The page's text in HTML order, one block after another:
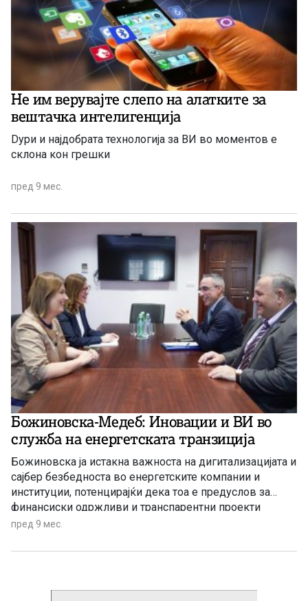
Не им верувајте слепо на алатките за
вештачка интелигенција
Dури и најдобрата технологија за ВИ во моментов е
склона кон грешки
пред 9 мес.
Божиновска-Медеб: Иновации и ВИ во
служба на енергетската транзиција
Божиновска ја истакна важноста на дигитализацијата и
сајбер безбедноста во енергетските компании и
институции, потенцирајќи дека тоа е предуслов за
финансиски одржливи и транспарентни проекти
пред 9 мес.